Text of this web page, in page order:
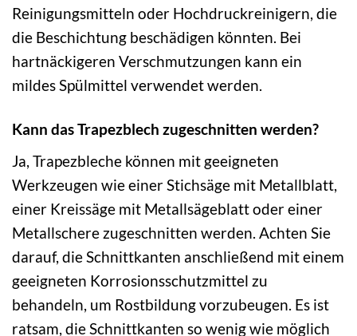
Reinigungsmitteln oder Hochdruckreinigern, die
die Beschichtung beschädigen könnten. Bei
hartnäckigeren Verschmutzungen kann ein
mildes Spülmittel verwendet werden.
Kann das Trapezblech zugeschnitten werden?
Ja, Trapezbleche können mit geeigneten
Werkzeugen wie einer Stichsäge mit Metallblatt,
einer Kreissäge mit Metallsägeblatt oder einer
Metallschere zugeschnitten werden. Achten Sie
darauf, die Schnittkanten anschließend mit einem
geeigneten Korrosionsschutzmittel zu
behandeln, um Rostbildung vorzubeugen. Es ist
ratsam, die Schnittkanten so wenig wie möglich